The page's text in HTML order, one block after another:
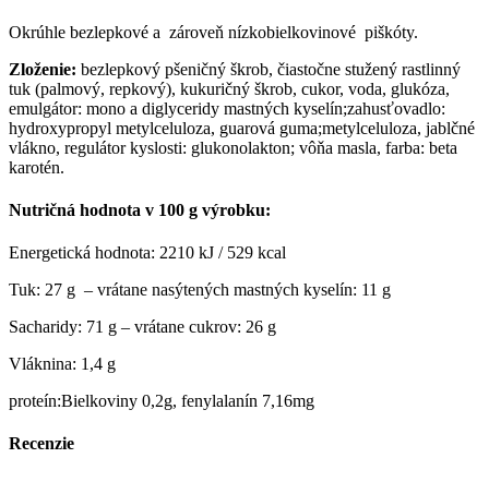
Okrúhle bezlepkové a zároveň nízkobielkovinové piškóty.
Zloženie: bezlepkový pšeničný škrob, čiastočne stužený rastlinný
tuk (palmový, repkový), kukuričný škrob, cukor, voda, glukóza,
emulgátor: mono a diglyceridy mastných kyselín;zahusťovadlo:
hydroxypropyl metylceluloza, guarová guma;metylceluloza, jablčné
vlákno, regulátor kyslosti: glukonolakton; vôňa masla, farba: beta
karotén.
Nutričná hodnota v 100 g výrobku:
Energetická hodnota: 2210 kJ / 529 kcal
Tuk: 27 g – vrátane nasýtených mastných kyselín: 11 g
Sacharidy: 71 g – vrátane cukrov: 26 g
Vláknina: 1,4 g
proteín:Bielkoviny 0,2g, fenylalanín 7,16mg
Recenzie